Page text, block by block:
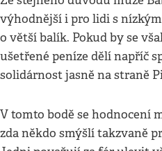
výhodnější i pro lidi s
o větší balík. Pokud by se
ušetřené peníze dělí napříč
solidárnost jasně na straně
V tomto bodě se hodnocení
zda někdo smýšlí takzvaně